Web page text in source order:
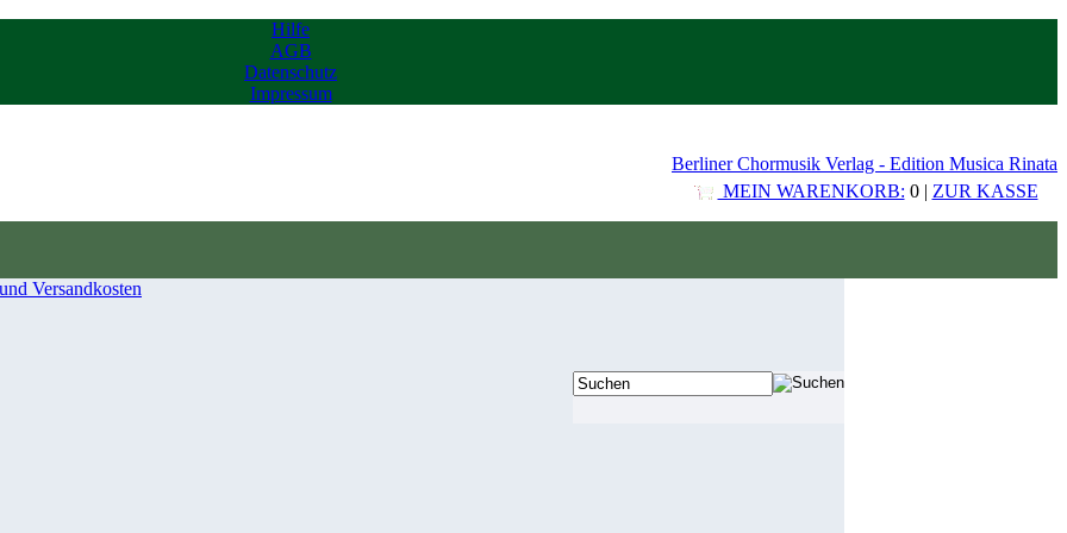
Hilfe
AGB
Datenschutz
Impressum
Berliner Chormusik Verlag - Edition Musica Rinata
MEIN WARENKORB: 0 | ZUR KASSE
Versandkosten